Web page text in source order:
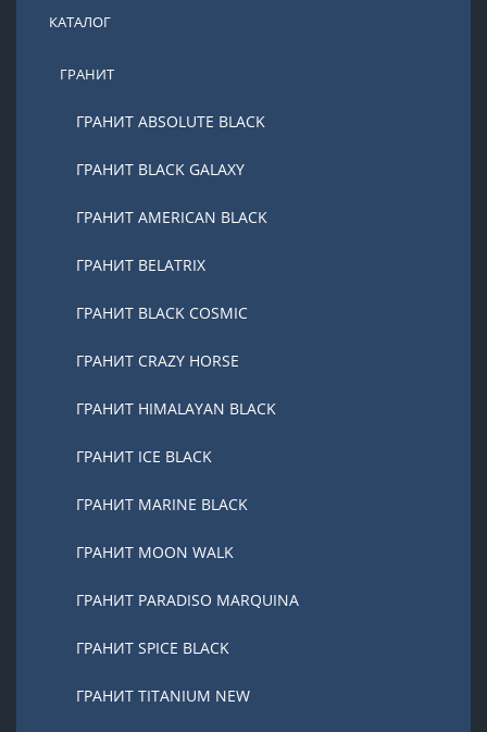
КАТАЛОГ
ГРАНИТ
ГРАНИТ ABSOLUTE BLACK
ГРАНИТ BLACK GALAXY
ГРАНИТ AMERICAN BLACK
ГРАНИТ BELATRIX
ГРАНИТ BLACK COSMIC
ГРАНИТ CRAZY HORSE
ГРАНИТ HIMALAYAN BLACK
ГРАНИТ ICE BLACK
ГРАНИТ MARINE BLACK
ГРАНИТ MOON WALK
ГРАНИТ PARADISO MARQUINA
ГРАНИТ SPICE BLACK
ГРАНИТ TITANIUM NEW